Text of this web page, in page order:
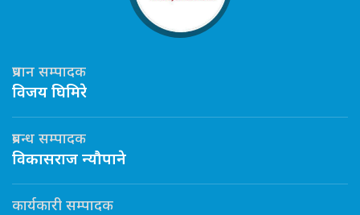
प्रधान सम्पादक
विजय घिमिरे
प्रबन्ध सम्पादक
विकासराज न्यौपाने
कार्यकारी सम्पादक